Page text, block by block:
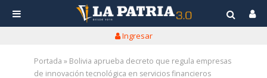
Ingresar
Portada » Bolivia aprueba decreto que regula empresas
de innovación tecnológica en servicios financieros